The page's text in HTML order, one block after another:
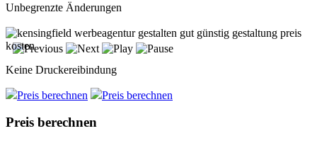
Montag-Freitag 10:00-18:00 Uhr
Unbegrenzte Änderungen
Keine Druckereibindung
Preis berechnen Preis berechnen
Preis berechnen